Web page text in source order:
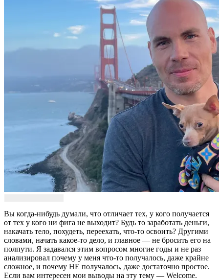
Вы когда-нибудь думали, что отличает тех, у кого получается
от тех у кого ни фига не выходит? Будь то заработать деньги,
накачать тело, похудеть, переехать, что-то освоить? Другими
словами, начать какое-то дело, и главное — не бросить его на
полпути. Я задавался этим вопросом многие годы и не раз
анализировал почему у меня что-то получалось, даже крайне
сложное, и почему НЕ получалось, даже достаточно простое.
Если вам интересен мои выводы на эту тему — Welcome.